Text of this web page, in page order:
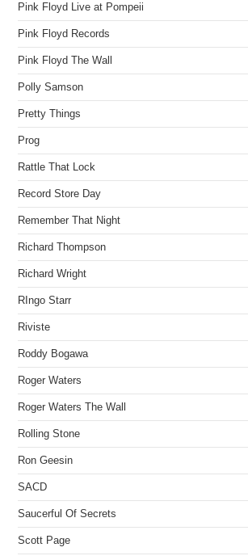
Pink Floyd Live at Pompeii
Pink Floyd Records
Pink Floyd The Wall
Polly Samson
Pretty Things
Prog
Rattle That Lock
Record Store Day
Remember That Night
Richard Thompson
Richard Wright
RIngo Starr
Riviste
Roddy Bogawa
Roger Waters
Roger Waters The Wall
Rolling Stone
Ron Geesin
SACD
Saucerful Of Secrets
Scott Page